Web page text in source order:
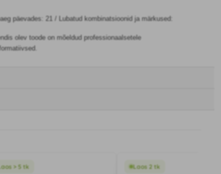
päevades: 21 / Lubatud kombinatsioonid ja märkused:
olev toode on mõeldud professionaalsetele
> 5 tk
Laos 2 tk